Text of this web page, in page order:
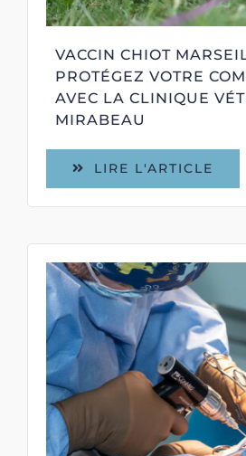
VACCIN CHIOT
PROTÉGEZ VOTRE
AVEC LA CLINIQUE
MIRABEAU
LIRE L'ARTICLE